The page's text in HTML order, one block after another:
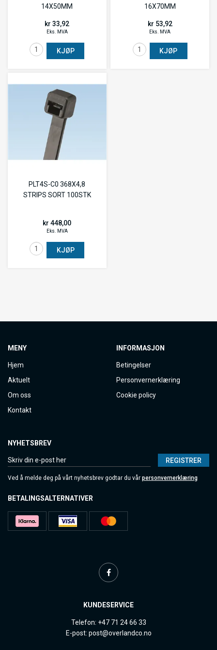
14X50MM
kr 33,92
Eks. MVA
KJØP
16X70MM
kr 53,92
Eks. MVA
KJØP
PLT4S-C0 368X4,8
STRIPS SORT 100STK
kr 448,00
Eks. MVA
KJØP
MENY
Hjem
Aktuelt
Om oss
Kontakt
INFORMASJON
Betingelser
Personvernerklæring
Cookie policy
NYHETSBREV
REGISTRER
Ved å melde deg på vårt nyhetsbrev godtar du vår personvernerklæring
BETALINGSALTERNATIVER
KUNDESERVICE
Telefon: +47 71 24 66 33
E-post: post@overlandco.no